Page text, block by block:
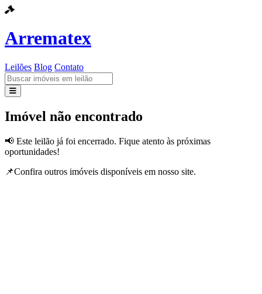
Arrematex
Leilões Blog Contato
Leilões
Imóvel não encontrado
📢 Este leilão já foi encerrado. Fique atento às próximas
oportunidades!
📌Confira outros imóveis disponíveis em nosso site.